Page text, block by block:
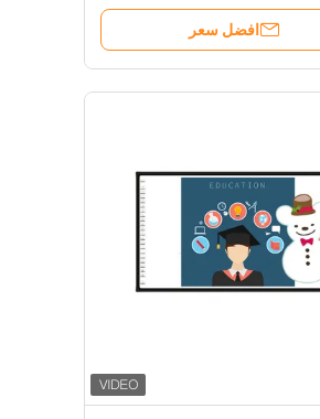
افضل سعر